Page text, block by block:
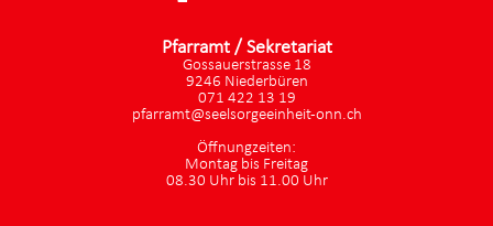
Pfarramt / Sekretariat
Gossauerstrasse 18
9246 Niederbüren
071 422 13 19
pfarramt@seelsorgeeinheit-onn.ch
Öffnungzeiten:
Montag bis Freitag
08.30 Uhr bis 11.00 Uhr